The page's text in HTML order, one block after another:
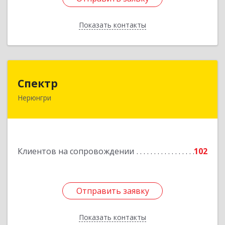
Показать контакты
Назад
Спектр
Нерюнгри
Клиентов на сопровождении 102
Отправить заявку
Показать контакты
678960, Саха /Якутия/ Респ, Нерюнгринский р-н,
Подробнее
Отправить заявку
Назад